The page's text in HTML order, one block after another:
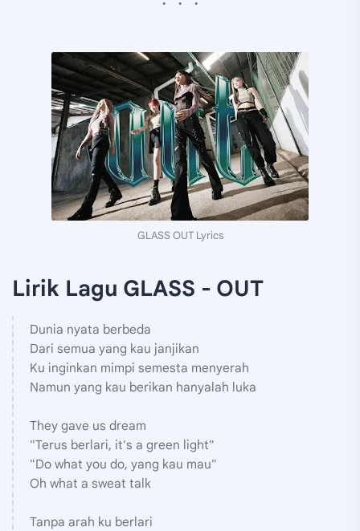
GLASS OUT Lyrics
Lirik Lagu GLASS - OUT
Dunia nyata berbeda
Dari semua yang kau janjikan
Ku inginkan mimpi semesta menyerah
Namun yang kau berikan hanyalah luka
They gave us dream
"Terus berlari, it's a green light"
"Do what you do, yang kau mau"
Oh what a sweat talk
Tanpa arah ku berlari